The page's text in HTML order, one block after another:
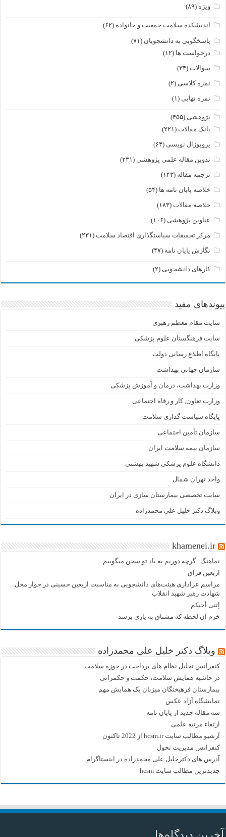
ویژه (۸۹)
اندیشکده سلامت جمعیت و خانواده (۶۲)
پاسخگویی به دانشجویان (۷۱)
درخواست ها (۱۲)
سوالات (۳۴)
نمره کلاسی (۲)
نمره نهایی (۱)
پژوهشی (۴۵۵)
بانک مقالات (۲۲۱)
پروپوزال نویسی (۶۴)
تدوین مقاله علمی پژوهشی (۲۳۱)
ترجمه مقاله (۱۴۳)
خلاصه پایان نامه ها (۵۴)
خلاصه مقالات (۱۸۳)
عناوین پژوهشی (۱۰۶)
مرکز تحقیقات سیاستگذاری اقتصاد سلامت (۲۳۱)
نگارش پایان نامه (۴۷)
کارهای دانشجویی (۲)
پیوندهای مفید
سایت مقام معظم رهبری
سایت فرهنگستان علوم پزشکی
پایگاه اطلاع رسانی دولت
سازمان جهانی بهداشت
وزارت بهداشت، درمان و آموزش پزشکی
وزارت تعاون, کار و رفاه اجتماعی
پایگاه سیاست گذاری سلامت
سازمان تأمین اجتماعی
سازمان بیمه سلامت ایران
دانشگاه علوم پزشکی شهید بهشتی
واحد تهران شمال
سایت تخصصی بیمارستان سازی در ایران
وبلاگ دکتر خلیل علی محمدزاده
khamenei.ir
نماهنگ |‌ گرچه دوریم به یاد تو سخن میگوییم...
اربعین فراق
مراسم عزاداری هیئت‌های دانشجویی به مناسبت اربعین حسینی در جوار محل
شهادت رهبر شهید انقلاب
إننی أحبکم
خرم آن لحظه که مشتاق به یاری برسد
وبلاگ دکتر خلیل علی محمدزاده
کنفرانس تحلیل نظام های پرداخت در حوزه سلامت
در حاشیه همایش سلامت، حکمت و حکمرانی
بیمارستان فرهیختگان میزبان یک همایش مهم
نمایشگاه آزاد عکس
سه مقاله جدید از پایان نامه
ارتقاء مرتبه علمی
آرشیو مطالب سایت hcsm.ir از 2022 تاکنون
کنفرانس مدیریت تحول
آدرس های دکترخلیل علی محمدزاده در اینستاگرام
جدیدترین مطالب سایت hcsm